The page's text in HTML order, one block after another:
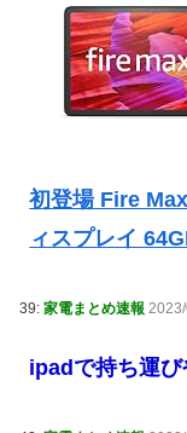
初登場 Fire
ィスプレイ
39: 家電まとめ速報
ipadで持ち運び